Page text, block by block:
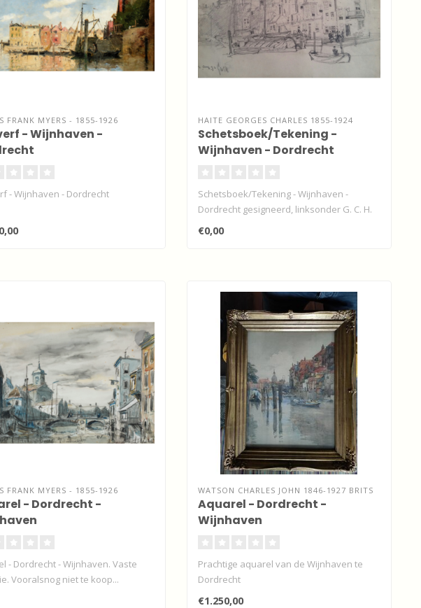
FRANK MYERS - 1855-1926
- Wijnhaven -
- Wijnhaven - Dordrecht
HAITE GEORGES CHARLES 1855-1924
Schetsboek/Tekening -
Wijnhaven - Dordrecht
Schetsboek/Tekening - Wijnhaven -
Dordrecht gesigneerd, linksonder G. C. H.
"2..
€0,00
FRANK MYERS - 1855-1926
- Dordrecht -
- Dordrecht - Wijnhaven. Vaste
Vooralsnog niet te koop...
WATSON CHARLES JOHN 1846-1927 BRITS
Aquarel - Dordrecht -
Wijnhaven
Prachtige aquarel van de Wijnhaven te
Dordrecht
€1.250,00